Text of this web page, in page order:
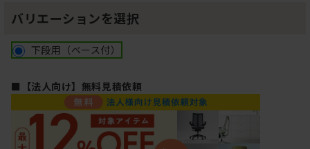
バリエーションを選択
下段用（ベース付）
■【法人向け】無料見積依頼